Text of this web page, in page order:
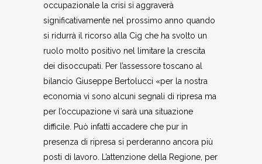
occupazionale la crisi si aggraverà
significativamente nel prossimo anno quando
si ridurrà il ricorso alla Cig che ha svolto un
ruolo molto positivo nel limitare la crescita
dei disoccupati. Per l’assessore toscano al
bilancio Giuseppe Bertolucci «per la nostra
economia vi sono alcuni segnali di ripresa ma
per l’occupazione vi sarà una situazione
difficile. Può infatti accadere che pur in
presenza di ripresa si perderanno ancora più
posti di lavoro. L’attenzione della Regione, per